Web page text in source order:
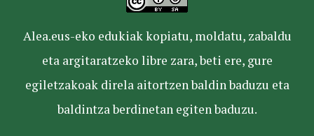
Alea.eus-eko edukiak kopiatu, moldatu, zabaldu
eta argitaratzeko libre zara, beti ere, gure
egiletzakoak direla aitortzen baldin baduzu eta
baldintza berdinetan egiten baduzu.